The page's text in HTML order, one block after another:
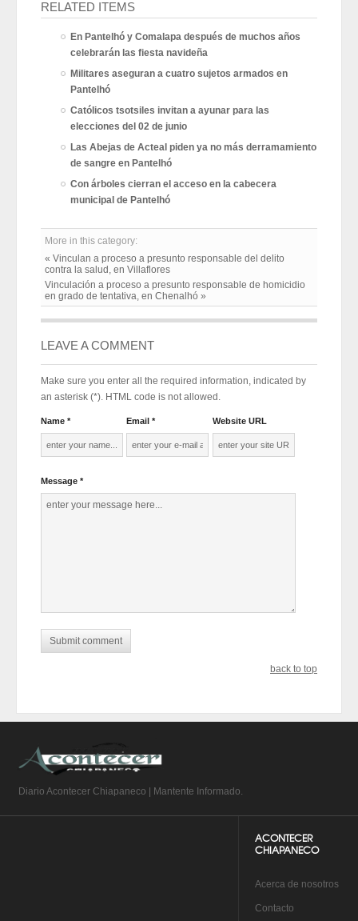
RELATED ITEMS
En Pantelhó y Comalapa después de muchos años
celebrarán las fiesta navideña
Militares aseguran a cuatro sujetos armados en
Pantelhó
Católicos tsotsiles invitan a ayunar para las
elecciones del 02 de junio
Las Abejas de Acteal piden ya no más derramamiento
de sangre en Pantelhó
Con árboles cierran el acceso en la cabecera
municipal de Pantelhó
More in this category:
« Vinculan a proceso a presunto responsable del delito
contra la salud, en Villaflores
Vinculación a proceso a presunto responsable de homicidio
en grado de tentativa, en Chenalhó »
LEAVE A COMMENT
Make sure you enter all the required information, indicated by
an asterisk (*). HTML code is not allowed.
Name * Email * Website URL
Message *
back to top
Diario Acontecer Chiapaneco | Mantente Informado.
ACONTECER
CHIAPANECO
Acerca de nosotros
Contacto